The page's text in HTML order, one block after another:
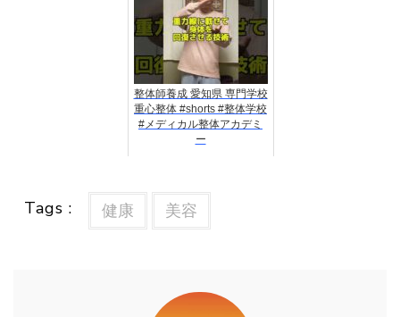
整体師養成 愛知県 専門学校
重心整体 #shorts #整体学校
#メディカル整体アカデミ
ー
Tags : 健康 美容